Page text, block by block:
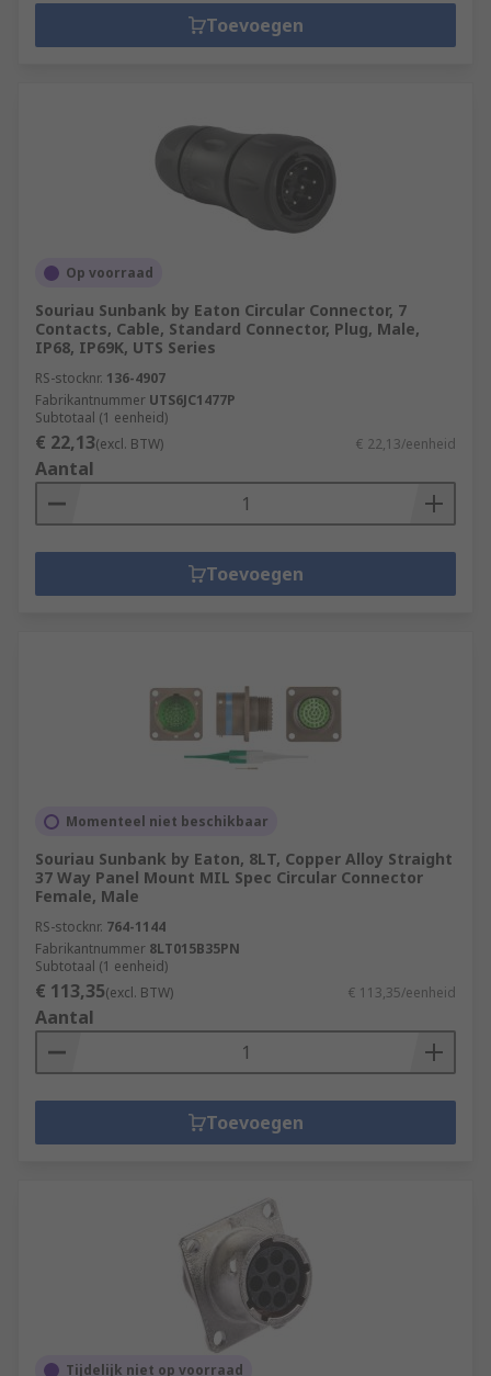
Toevoegen
Op voorraad
Souriau Sunbank by Eaton Circular Connector, 7
Contacts, Cable, Standard Connector, Plug, Male,
IP68, IP69K, UTS Series
RS-stocknr. 136-4907
Fabrikantnummer UTS6JC1477P
Subtotaal (1 eenheid)
€ 22,13(excl. BTW) € 22,13/eenheid
Aantal
Toevoegen
Momenteel niet beschikbaar
Souriau Sunbank by Eaton, 8LT, Copper Alloy Straight
37 Way Panel Mount MIL Spec Circular Connector
Female, Male
RS-stocknr. 764-1144
Fabrikantnummer 8LT015B35PN
Subtotaal (1 eenheid)
€ 113,35(excl. BTW) € 113,35/eenheid
Aantal
Toevoegen
Tijdelijk niet op voorraad